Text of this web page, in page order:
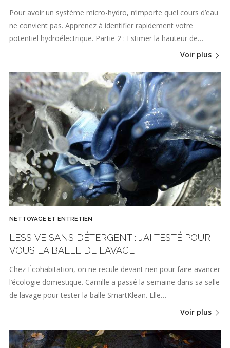
Pour avoir un système micro-hydro, n’importe quel cours d’eau
ne convient pas. Apprenez à identifier rapidement votre
potentiel hydroélectrique. Partie 2 : Estimer la hauteur de…
Voir plus
NETTOYAGE ET ENTRETIEN
LESSIVE SANS DÉTERGENT : J’AI TESTÉ POUR
VOUS LA BALLE DE LAVAGE
Chez Écohabitation, on ne recule devant rien pour faire avancer
l’écologie domestique. Camille a passé la semaine dans sa salle
de lavage pour tester la balle SmartKlean. Elle…
Voir plus